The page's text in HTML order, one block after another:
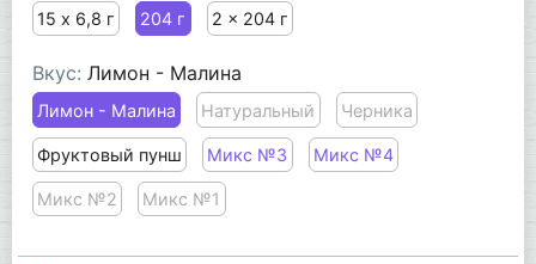
15 х 6,8 г 204 г 2 x 204 г
Вкус: Лимон - Малина
Лимон - Малина Натуральный Черника
Фруктовый пунш Микс №3 Микс №4
Микс №2 Микс №1